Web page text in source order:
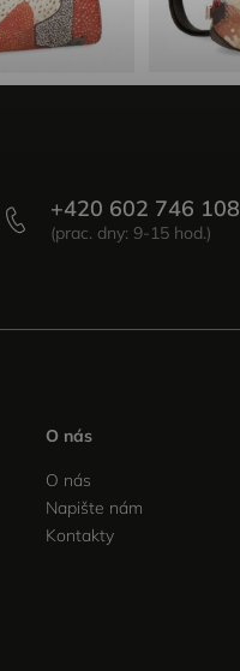
+420 602 746 108
O nás
O nás
Napište nám
Kontakty